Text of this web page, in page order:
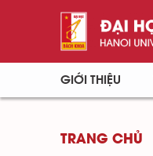
GIỚI THIỆU
TRANG CHỦ